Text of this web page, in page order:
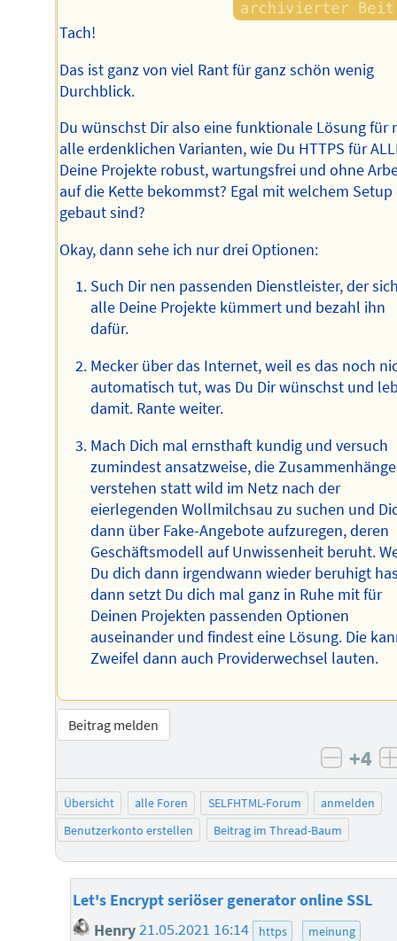
Tach!
Das ist ganz von viel Rant für ganz schön wenig
Durchblick.
Du wünschst Dir also eine funktionale Lösung für
alle erdenklichen Varianten, wie Du HTTPS für
Deine Projekte robust, wartungsfrei und ohne
auf die Kette bekommst? Egal mit welchem Setup
gebaut sind?
Okay, dann sehe ich nur drei Optionen:
Such Dir nen passenden Dienstleister, der
alle Deine Projekte kümmert und bezahl ihn
dafür.
Mecker über das Internet, weil es das noch
automatisch tut, was Du Dir wünschst und
damit. Rante weiter.
Mach Dich mal ernsthaft kundig und versuch
zumindest ansatzweise, die
verstehen statt wild im Netz nach der
eierlegenden Wollmilchsau zu suchen und
dann über Fake-Angebote aufzuregen, deren
Geschäftsmodell auf Unwissenheit beruht.
Du dich dann irgendwann wieder beruhigt
dann setzt Du dich mal ganz in Ruhe mit für
Deinen Projekten passenden Optionen
auseinander und findest eine Lösung. Die
Zweifel dann auch Providerwechsel lauten.
Beitrag melden
+4
Übersicht alle Foren SELFHTML-Forum
anmelden
Benutzerkonto erstellen
Beitrag im Thread-Baum
Let's Encrypt seriöser generator online SSL
Henry21.05.2021 16:14 https meinung